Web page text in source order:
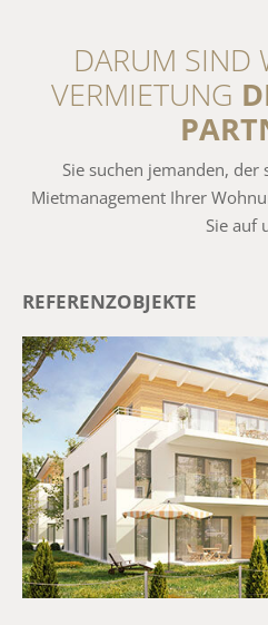
DARUM SIND
VERMIETUNG
Sie suchen jemanden,
Mietmanagement Ihrer
Sie auf
REFERENZOBJEKTE